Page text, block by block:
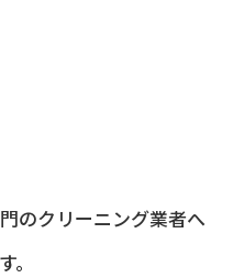
のクリーニング業者へ